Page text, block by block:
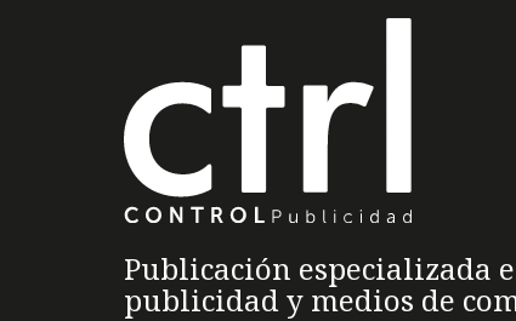
Publicación especializada
publicidad y medios de